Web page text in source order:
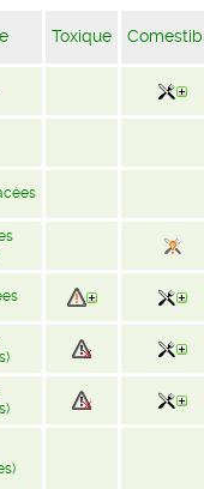
Toxique